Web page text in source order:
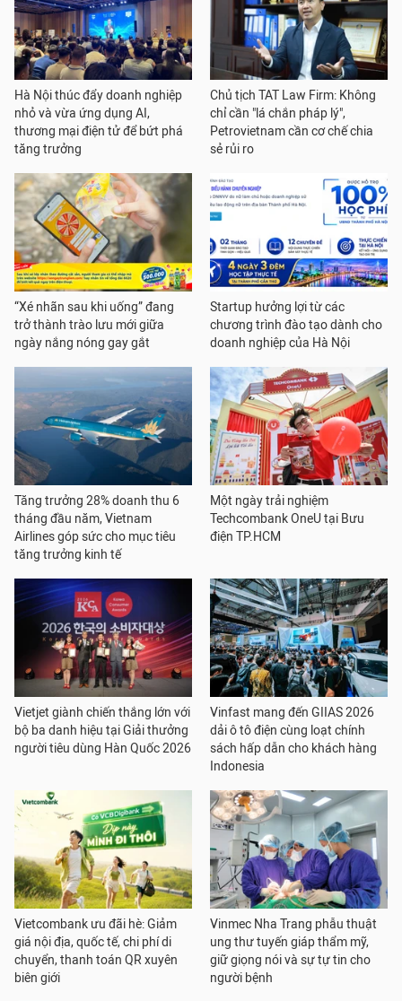
Hà Nội thúc đẩy doanh nghiệp
nhỏ và vừa ứng dụng AI,
thương mại điện tử để bứt phá
tăng trưởng
Chủ tịch TAT Law Firm: Không
chỉ cần "lá chắn pháp lý",
Petrovietnam cần cơ chế chia
sẻ rủi ro
“Xé nhãn sau khi uống” đang
trở thành trào lưu mới giữa
ngày nắng nóng gay gắt
Startup hưởng lợi từ các
chương trình đào tạo dành cho
doanh nghiệp của Hà Nội
Tăng trưởng 28% doanh thu 6
tháng đầu năm, Vietnam
Airlines góp sức cho mục tiêu
tăng trưởng kinh tế
Một ngày trải nghiệm
Techcombank OneU tại Bưu
điện TP.HCM
Vietjet giành chiến thắng lớn với
bộ ba danh hiệu tại Giải thưởng
người tiêu dùng Hàn Quốc 2026
Vinfast mang đến GIIAS 2026
dải ô tô điện cùng loạt chính
sách hấp dẫn cho khách hàng
Indonesia
Vietcombank ưu đãi hè: Giảm
giá nội địa, quốc tế, chi phí di
chuyển, thanh toán QR xuyên
biên giới
Vinmec Nha Trang phẫu thuật
ung thư tuyến giáp thẩm mỹ,
giữ giọng nói và sự tự tin cho
người bệnh